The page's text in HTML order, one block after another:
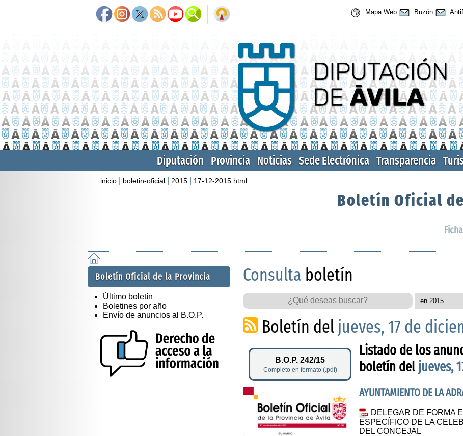
Mapa Web Buzón
Diputación Provincia Noticias Sede Electrónica Transparencia
inicio boletin-oficial 2015 17-12-2015.html
Boletín Oficial
Boletín Oficial de la Provincia
Último boletín
Boletines por año
Envío de anuncios al B.O.P.
Consulta boletín
Boletín del jueves, 17 de
B.O.P. 242/15
Completo en formato (.pdf)
Listado de los
boletín del jueves,
AYUNTAMIENTO DE LA
DELEGAR DE FORMA
ESPECÍFICO DE LA
DEL CONCEJAL